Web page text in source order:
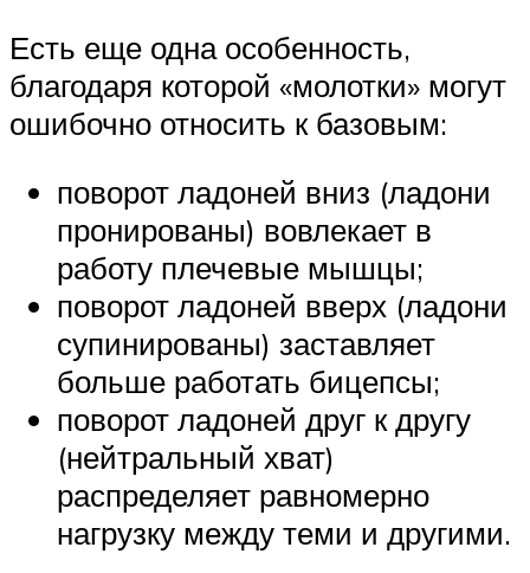
Есть еще одна особенность,
благодаря которой «молотки» могут
ошибочно относить к базовым:
поворот ладоней вниз (ладони
пронированы) вовлекает в
работу плечевые мышцы;
поворот ладоней вверх (ладони
супинированы) заставляет
больше работать бицепсы;
поворот ладоней друг к другу
(нейтральный хват)
распределяет равномерно
нагрузку между теми и другими.